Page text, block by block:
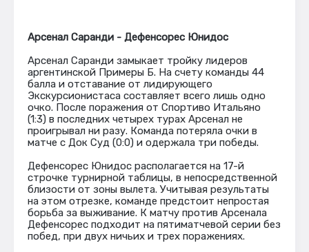
Арсенал Саранди - Дефенсорес Юнидос
Арсенал Саранди замыкает тройку лидеров
аргентинской Примеры Б. На счету команды 44
балла и отставание от лидирующего
Экскурсионистаса составляет всего лишь одно
очко. После поражения от Спортиво Итальяно
(1:3) в последних четырех турах Арсенал не
проигрывал ни разу. Команда потеряла очки в
матче с Док Суд (0:0) и одержала три победы.
Дефенсорес Юнидос располагается на 17-й
строчке турнирной таблицы, в непосредственной
близости от зоны вылета. Учитывая результаты
на этом отрезке, команде предстоит непростая
борьба за выживание. К матчу против Арсенала
Дефенсорес подходит на пятиматчевой серии без
побед, при двух ничьих и трех поражениях.